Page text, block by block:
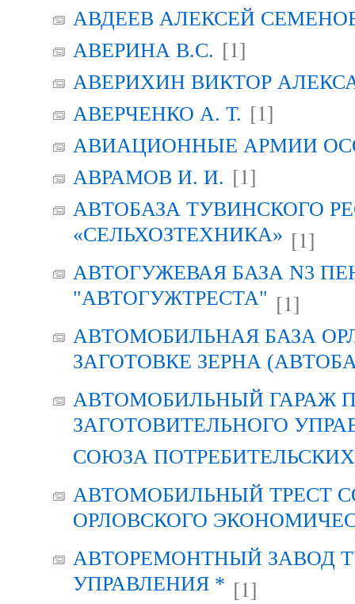
АВДЕЕВ АЛЕКСЕЙ
АВЕРИНА B.C. [1]
АВЕРИХИН ВИКТОР
АВЕРЧЕНКО А. Т. [1]
АВИАЦИОННЫЕ АРМИИ
АВРАМОВ И. И. [1]
АВТОБАЗА ТУВИНСКОГО
«СЕЛЬХОЗТЕХНИКА» [1]
АВТОГУЖЕВАЯ БАЗА N3
"АВТОГУЖТРЕСТА" [1]
АВТОМОБИЛЬНАЯ БАЗА
ЗАГОТОВКЕ ЗЕРНА
АВТОМОБИЛЬНЫЙ ГАРАЖ
ЗАГОТОВИТЕЛЬНОГО
СОЮЗА
АВТОМОБИЛЬНЫЙ ТРЕСТ
ОРЛОВСКОГО
АВТОРЕМОНТНЫЙ ЗАВОД
УПРАВЛЕНИЯ * [1]